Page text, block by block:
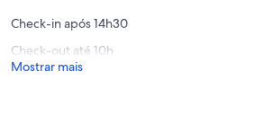
Alto
do
Cabo
Check-in após 14h30
Check-out até 10h
Mostrar mais